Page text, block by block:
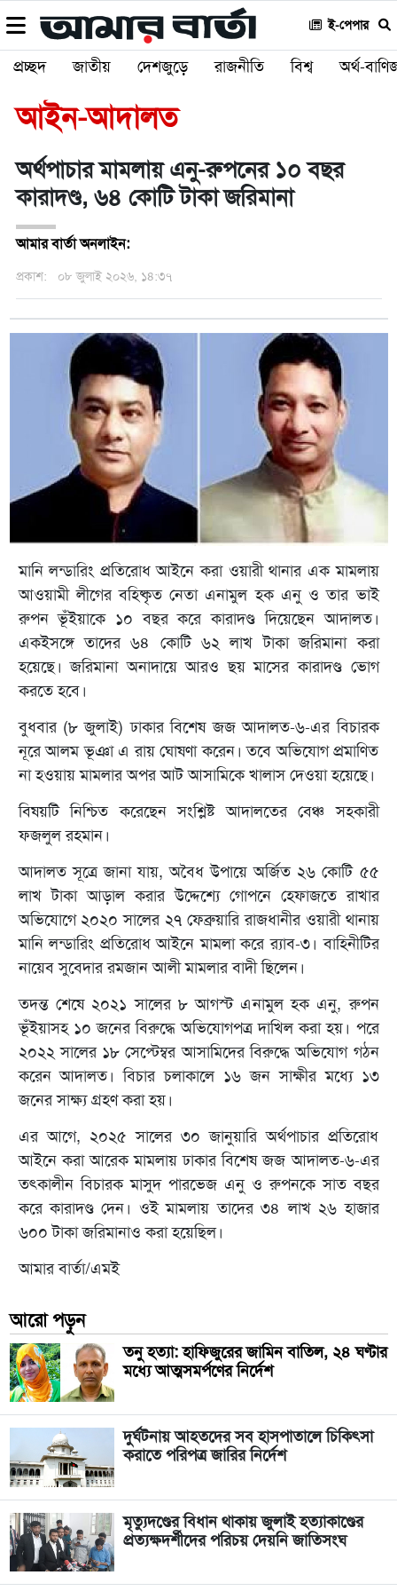
ই-পেপার
প্রচ্ছদ জাতীয় দেশজুড়ে রাজনীতি বিশ্ব অর্থ-
আইন-আদালত
অর্থপাচার মামলায় এনু-রুপনের ১০ বছর
কারাদণ্ড, ৬৪ কোটি টাকা জরিমানা
আমার বার্তা অনলাইন:
প্রকাশ: ০৮ জুলাই ২০২৬, ১৪:৩৭
মানি লন্ডারিং প্রতিরোধ আইনে করা ওয়ারী থানার এক মামলায়
আওয়ামী লীগের বহিষ্কৃত নেতা এনামুল হক এনু ও তার ভাই
রুপন ভূঁইয়াকে ১০ বছর করে কারাদণ্ড দিয়েছেন আদালত।
একইসঙ্গে তাদের ৬৪ কোটি ৬২ লাখ টাকা জরিমানা করা
হয়েছে। জরিমানা অনাদায়ে আরও ছয় মাসের কারাদণ্ড ভোগ
করতে হবে।
বুধবার (৮ জুলাই) ঢাকার বিশেষ জজ আদালত-৬-এর বিচারক
নূরে আলম ভূঞা এ রায় ঘোষণা করেন। তবে অভিযোগ প্রমাণিত
না হওয়ায় মামলার অপর আট আসামিকে খালাস দেওয়া হয়েছে।
বিষয়টি নিশ্চিত করেছেন সংশ্লিষ্ট আদালতের বেঞ্চ সহকারী
ফজলুল রহমান।
আদালত সূত্রে জানা যায়, অবৈধ উপায়ে অর্জিত ২৬ কোটি ৫৫
লাখ টাকা আড়াল করার উদ্দেশ্যে গোপনে হেফাজতে রাখার
অভিযোগে ২০২০ সালের ২৭ ফেব্রুয়ারি রাজধানীর ওয়ারী থানায়
মানি লন্ডারিং প্রতিরোধ আইনে মামলা করে র‍্যাব-৩। বাহিনীটির
নায়েব সুবেদার রমজান আলী মামলার বাদী ছিলেন।
তদন্ত শেষে ২০২১ সালের ৮ আগস্ট এনামুল হক এনু, রুপন
ভূঁইয়াসহ ১০ জনের বিরুদ্ধে অভিযোগপত্র দাখিল করা হয়। পরে
২০২২ সালের ১৮ সেপ্টেম্বর আসামিদের বিরুদ্ধে অভিযোগ গঠন
করেন আদালত। বিচার চলাকালে ১৬ জন সাক্ষীর মধ্যে ১৩
জনের সাক্ষ্য গ্রহণ করা হয়।
এর আগে, ২০২৫ সালের ৩০ জানুয়ারি অর্থপাচার প্রতিরোধ
আইনে করা আরেক মামলায় ঢাকার বিশেষ জজ আদালত-৬-এর
তৎকালীন বিচারক মাসুদ পারভেজ এনু ও রুপনকে সাত বছর
করে কারাদণ্ড দেন। ওই মামলায় তাদের ৩৪ লাখ ২৬ হাজার
৬০০ টাকা জরিমানাও করা হয়েছিল।
আমার বার্তা/এমই
আরো পড়ুন
তনু হত্যা: হাফিজুরের জামিন বাতিল, ২৪ ঘণ্টার
মধ্যে আত্মসমর্পণের নির্দেশ
দুর্ঘটনায় আহতদের সব হাসপাতালে চিকিৎসা
করাতে পরিপত্র জারির নির্দেশ
মৃত্যুদণ্ডের বিধান থাকায় জুলাই হত্যাকাণ্ডের
প্রত্যক্ষদর্শীদের পরিচয় দেয়নি জাতিসংঘ